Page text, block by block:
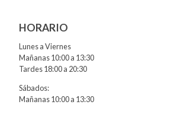
HORARIO
Lunes a Viernes
Mañanas 10:00 a 13:30
Tardes 18:00 a 20:30
Sábados:
Mañanas 10:00 a 13:30